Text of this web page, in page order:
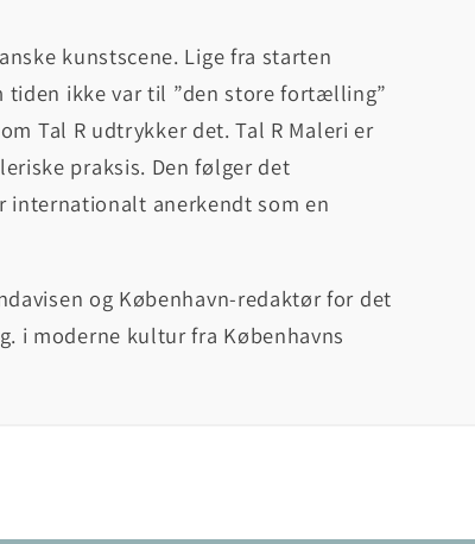
kunstscene. Lige fra starten
ikke var til ”den store fortælling”
Tal R udtrykker det. Tal R Maleri er
praksis. Den følger det
internationalt anerkendt som en
og København-redaktør for det
i moderne kultur fra Københavns